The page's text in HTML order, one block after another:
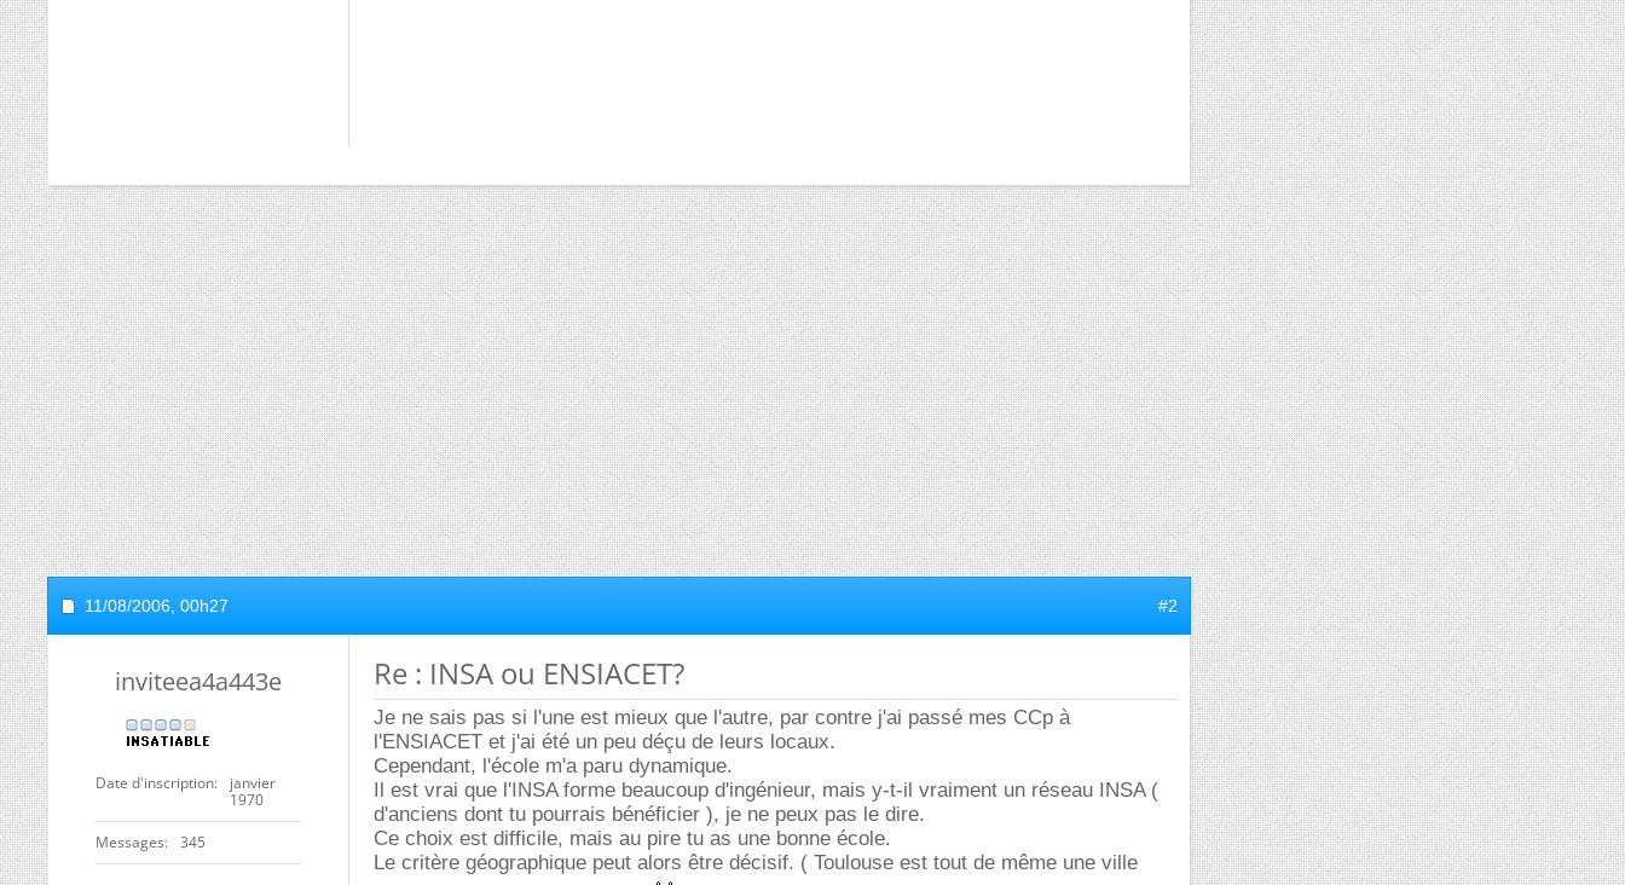
11/08/2006, 00h27 #2
inviteea4a443e
Date d'inscription
janvier
1970
Messages 345
Re : INSA ou ENSIACET?
Je ne sais pas si l'une est mieux que l'autre, par contre j'ai passé mes CCp à
l'ENSIACET et j'ai été un peu déçu de leurs locaux.
Cependant, l'école m'a paru dynamique.
Il est vrai que l'INSA forme beaucoup d'ingénieur, mais y-t-il vraiment un réseau INSA (
d'anciens dont tu pourrais bénéficier ), je ne peux pas le dire.
Ce choix est difficile, mais au pire tu as une bonne école.
Le critère géographique peut alors être décisif. ( Toulouse est tout de même une ville